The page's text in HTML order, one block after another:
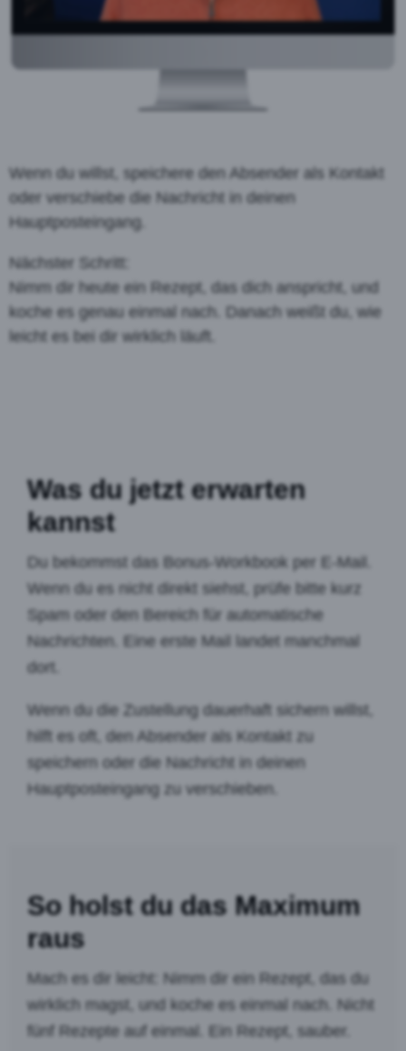
Wenn du willst, speichere den Absender als Kontakt
oder verschiebe die Nachricht in deinen
Hauptposteingang.
Nächster Schritt:
Nimm dir heute ein Rezept, das dich anspricht, und
koche es genau einmal nach. Danach weißt du, wie
leicht es bei dir wirklich läuft.
Was du jetzt erwarten
kannst
Du bekommst das Bonus-Workbook per E-Mail.
Wenn du es nicht direkt siehst, prüfe bitte kurz
Spam oder den Bereich für automatische
Nachrichten. Eine erste Mail landet manchmal
dort.
Wenn du die Zustellung dauerhaft sichern willst,
hilft es oft, den Absender als Kontakt zu
speichern oder die Nachricht in deinen
Hauptposteingang zu verschieben.
So holst du das Maximum
raus
Mach es dir leicht: Nimm dir ein Rezept, das du
wirklich magst, und koche es einmal nach. Nicht
fünf Rezepte auf einmal. Ein Rezept, sauber.